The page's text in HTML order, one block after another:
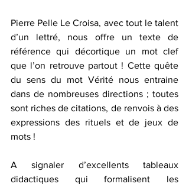
Pierre Pelle Le Croisa, avec tout le talent
d’un lettré, nous offre un texte de
référence qui décortique un mot clef
que l’on retrouve partout ! Cette quête
du sens du mot Vérité nous entraine
dans de nombreuses directions ; toutes
sont riches de citations, de renvois à des
expressions des rituels et de jeux de
mots !
A signaler d’excellents tableaux
didactiques qui formalisent les